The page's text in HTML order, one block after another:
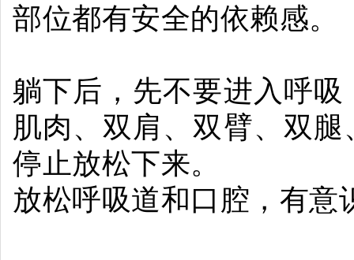
部位都有安全的依赖感。
躺下后，先不要进入呼
肌肉、双肩、双臂、双
停止放松下来。
放松呼吸道和口腔，有